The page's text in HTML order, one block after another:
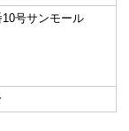
号サンモール